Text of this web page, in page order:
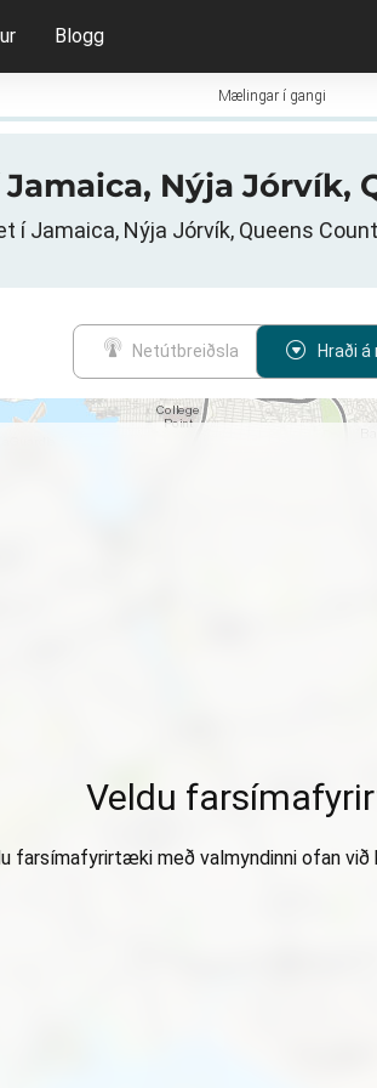
Blogg
Mælingar í gangi
Nýja Jórvík,
í Jamaica, Nýja Jórvík, Queens
Netútbreiðsla Hraði á
Veldu
farsímafyrirtæki með valmyndinni ofan við